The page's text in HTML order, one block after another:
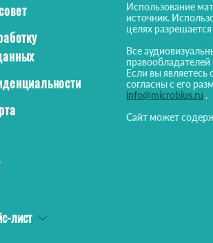
лист
Использование
источник.
целях
Все
Если вы являетесь
согласны с его
info@microbius.ru .
Сайт может